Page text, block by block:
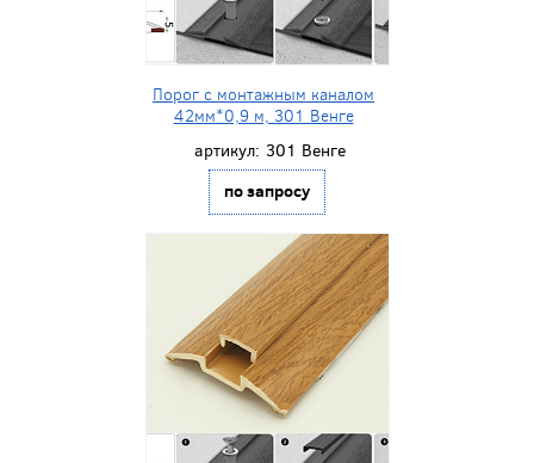
Порог с монтажным каналом
42мм*0,9 м, 301 Венге
артикул: 301 Венге
по запросу